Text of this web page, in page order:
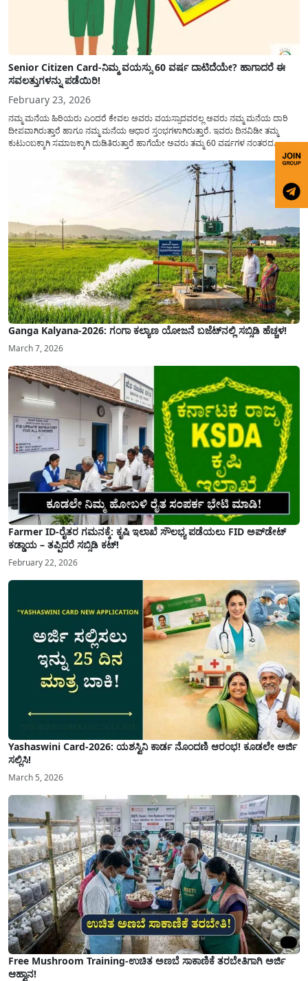
Senior Citizen Card-ನಿಮ್ಮ ವಯಸ್ಸು 60 ವರ್ಷ ದಾಟಿದೆಯೇ? ಹಾಗಾದರೆ ಈ
ಸವಲತ್ತುಗಳನ್ನು ಪಡೆಯಿರಿ!
February 23, 2026
ನಮ್ಮ ಮನೆಯ ಹಿರಿಯರು ಎಂದರೆ ಕೇವಲ ಅವರು ವಯಸ್ಸಾದವರಲ್ಲ ಅವರು ನಮ್ಮ ಮನೆಯ ದಾರಿ
ದೀಪವಾಗಿರುತ್ತಾರೆ ಹಾಗೂ ನಮ್ಮ ಮನೆಯ ಆಧಾರ ಸ್ತಂಭಗಳಾಗಿರುತ್ತಾರೆ. ಇವರು ದಿನವಿಡೀ ತಮ್ಮ
ಕುಟುಂಬಕ್ಕಾಗಿ ಸಮಾಜಕ್ಕಾಗಿ ದುಡಿತಿರುತ್ತಾರೆ ಹಾಗೆಯೇ ಅವರು ತಮ್ಮ 60 ವರ್ಷಗಳ ನಂತರದ
ಜೀವನವನ್ನು ನೆಮ್ಮದಿಯಿಂದ ಕಳೆಯಬೇಕೆಂಬುದು ಪ್ರತಿಯೊಬ್ಬರ ಕನಸಾಗಿರುತ್ತದೆ ಆದ್ದರಿಂದ ಸರ್ಕಾರವು
Ganga Kalyana-2026: ಗಂಗಾ ಕಲ್ಯಾಣ ಯೋಜನೆ ಬಜೆಟ್‌ನಲ್ಲಿ ಸಬ್ಸಿಡಿ ಹೆಚ್ಚಳ!
March 7, 2026
Farmer ID-ರೈತರ ಗಮನಕ್ಕೆ: ಕೃಷಿ ಇಲಾಖೆ ಸೌಲಭ್ಯ ಪಡೆಯಲು FID ಅಪ್‌ಡೇಟ್
ಕಡ್ಡಾಯ – ತಪ್ಪಿದರೆ ಸಬ್ಸಿಡಿ ಕಟ್!
February 22, 2026
Yashaswini Card-2026: ಯಶಸ್ವಿನಿ ಕಾರ್ಡ ನೊಂದಣಿ ಆರಂಭ! ಕೂಡಲೇ ಅರ್ಜಿ
ಸಲ್ಲಿಸಿ!
March 5, 2026
Free Mushroom Training-ಉಚಿತ ಅಣಬೆ ಸಾಕಾಣಿಕೆ ತರಬೇತಿಗಾಗಿ ಅರ್ಜಿ
ಆಹ್ವಾನ!